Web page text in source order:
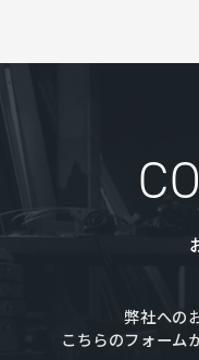
弊社への
こちらのフォーム